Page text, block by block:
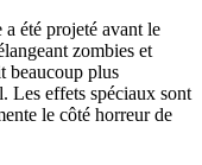
été projeté avant le
zombies et
beaucoup plus
Les effets spéciaux sont
le côté horreur de